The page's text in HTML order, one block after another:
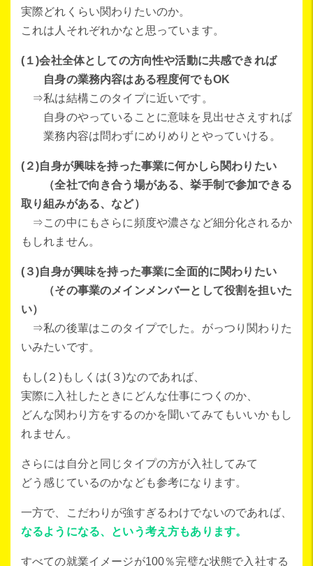
実際どれくらい関わりたいのか。
これは人それぞれかなと思っています。
(１)会社全体としての方向性や活動に共感できれば
自身の業務内容はある程度何でもOK
⇒私は結構このタイプに近いです。
自身のやっていることに意味を見出せさえすれば
業務内容は問わずにめりめりとやっていける。
(２)自身が興味を持った事業に何かしら関わりたい
（全社で向き合う場がある、挙手制で参加できる
取り組みがある、など）
⇒この中にもさらに頻度や濃さなど細分化されるか
もしれません。
(３)自身が興味を持った事業に全面的に関わりたい
（その事業のメインメンバーとして役割を担いた
い）
⇒私の後輩はこのタイプでした。がっつり関わりた
いみたいです。
もし(２)もしくは(３)なのであれば、
実際に入社したときにどんな仕事につくのか、
どんな関わり方をするのかを聞いてみてもいいかもし
れません。
さらには自分と同じタイプの方が入社してみて
どう感じているのかなども参考になります。
一方で、こだわりが強すぎるわけでないのであれば、
なるようになる、という考え方もあります。
すべての就業イメージが100％完璧な状態で入社する